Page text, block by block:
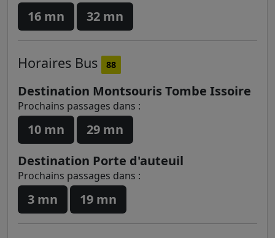
16 mn 32 mn
Horaires Bus 88
Destination Montsouris Tombe Issoire
Prochains passages dans :
10 mn
29 mn
Destination Porte d'auteuil
Prochains passages dans :
3 mn 19 mn